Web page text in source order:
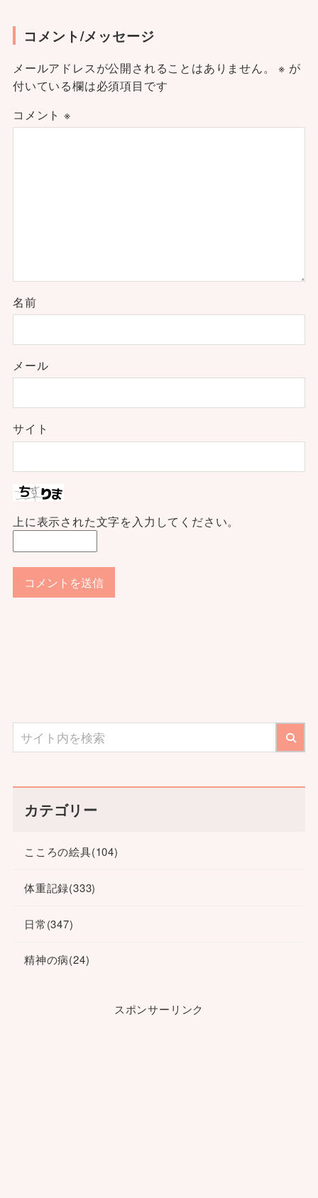
コメント/メッセージ
メールアドレスが公開されることはありません。 ※ が
付いている欄は必須項目です
コメント ※
名前
メール
サイト
上に表示された文字を入力してください。
カテゴリー
こころの絵具(104)
体重記録(333)
日常(347)
精神の病(24)
スポンサーリンク